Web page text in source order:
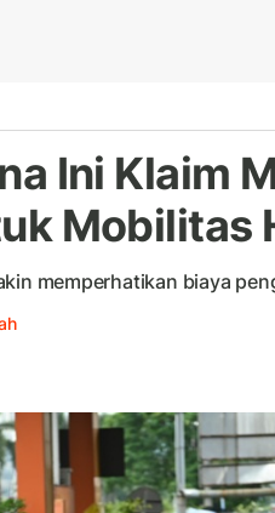
Ini Klaim
Mobilitas
memperhatikan biaya